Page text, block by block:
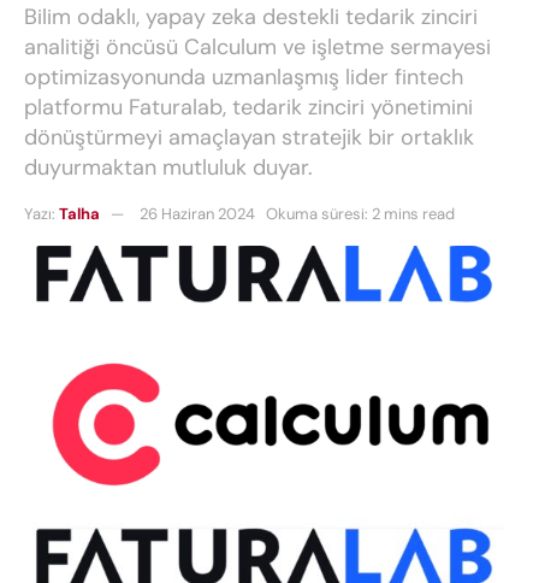
Bilim odaklı, yapay zeka destekli tedarik zinciri
analitiği öncüsü Calculum ve işletme sermayesi
optimizasyonunda uzmanlaşmış lider fintech
platformu Faturalab, tedarik zinciri yönetimini
dönüştürmeyi amaçlayan stratejik bir ortaklık
duyurmaktan mutluluk duyar.
Yazı: Talha 26 Haziran 2024 Okuma süresi: 2 mins read